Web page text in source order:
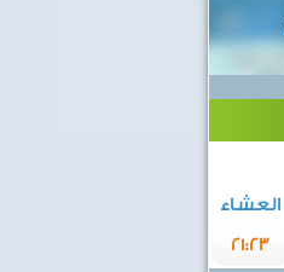
العشاء
21:23